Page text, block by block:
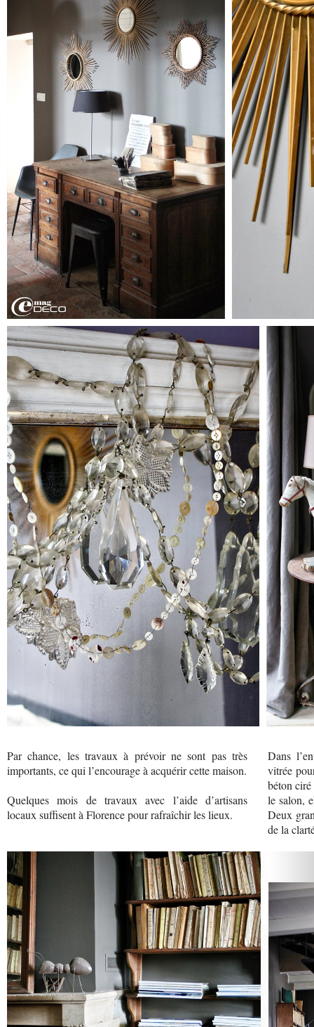
Par chance, les travaux à prévoir ne sont pas très
importants, ce qui l’encourage à acquérir cette maison.
Quelques mois de travaux avec l’aide d’artisans
locaux suffisent à Florence pour rafraîchir les lieux.
Dans
vitrée
béton
le salon,
Deux
de la